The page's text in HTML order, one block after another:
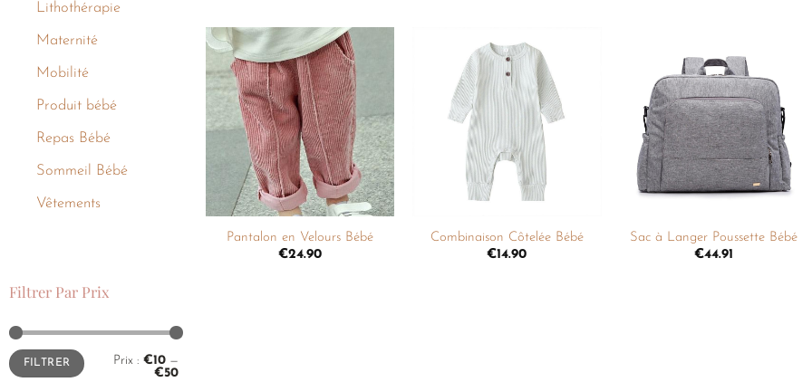
Lithothérapie
Maternité
Mobilité
Produit bébé
Repas Bébé
Sommeil Bébé
Vêtements
Filtrer Par Prix
FILTRER Prix : €10 —
€50
Ajouter
à la
liste de
souhaits
Pantalon en Velours Bébé
€24.90
Ajouter
liste de
souhaits
Combinaison Côtelée Bébé
€14.90
Ajouter
à la
liste de
souhaits
+
Sac à Langer Poussette Bébé
€44.91